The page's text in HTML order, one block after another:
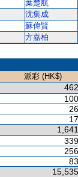
葉楚航
沈集成
蘇偉賢
方嘉柏
派彩 (HK$)